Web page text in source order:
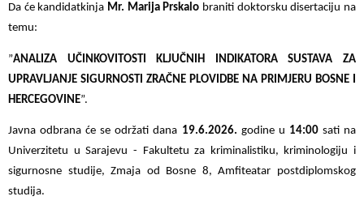
Da će kandidatkinja Mr. Marija Prskalo braniti doktorsku disertaciju na
temu:
”ANALIZA UČINKOVITOSTI KLJUČNIH INDIKATORA SUSTAVA ZA
UPRAVLJANJE SIGURNOSTI ZRAČNE PLOVIDBE NA PRIMJERU BOSNE I
HERCEGOVINE”.
Javna odbrana će se održati dana 19.6.2026. godine u 14:00 sati na
Univerzitetu u Sarajevu - Fakultetu za kriminalistiku, kriminologiju i
sigurnosne studije, Zmaja od Bosne 8, Amfiteatar postdiplomskog
studija.